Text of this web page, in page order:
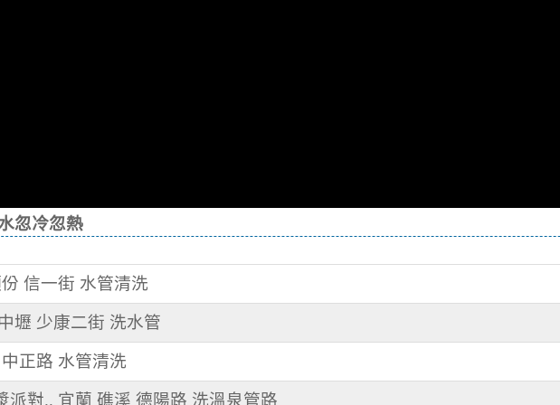
忽冷忽熱
信一街 水管清洗
壢 少康二街 洗水管
正路 水管清洗
派對.. 宜蘭 礁溪 德陽路 洗溫泉管路